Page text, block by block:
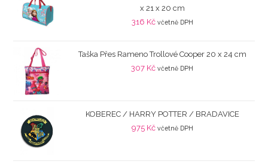
x 21 x 20 cm
316 Kč včetně DPH
Taška Přes Rameno Trollové Cooper 20 x 24 cm
307 Kč včetně DPH
KOBEREC / HARRY POTTER / BRADAVICE
975 Kč včetně DPH